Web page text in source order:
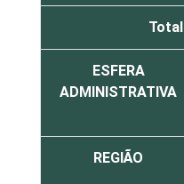
Total
ESFERA
ADMINISTRATIVA
REGIÃO